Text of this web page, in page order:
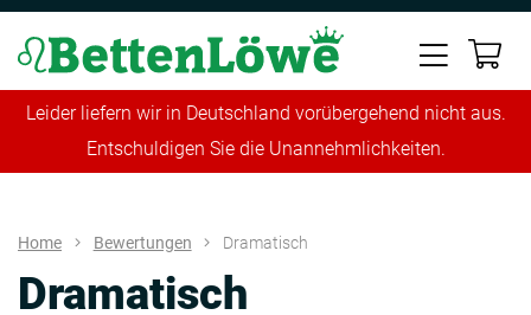
Leider liefern wir in Deutschland vorübergehend nicht aus.
Entschuldigen Sie die Unannehmlichkeiten.
Home Bewertungen Dramatisch
Dramatisch